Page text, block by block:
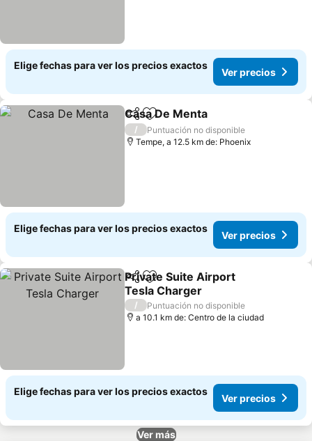
Elige fechas para ver los precios exactos
Ver precios
CompartirAgregar a favoritos
Casa De Menta
/
Puntuación no disponible
Tempe, a 12.5 km de: Phoenix
Elige fechas para ver los precios exactos
Ver precios
CompartirAgregar a favoritos
Private Suite Airport
Tesla Charger
/
Puntuación no disponible
a 10.1 km de: Centro de la ciudad
Elige fechas para ver los precios exactos
Ver precios
Ver más